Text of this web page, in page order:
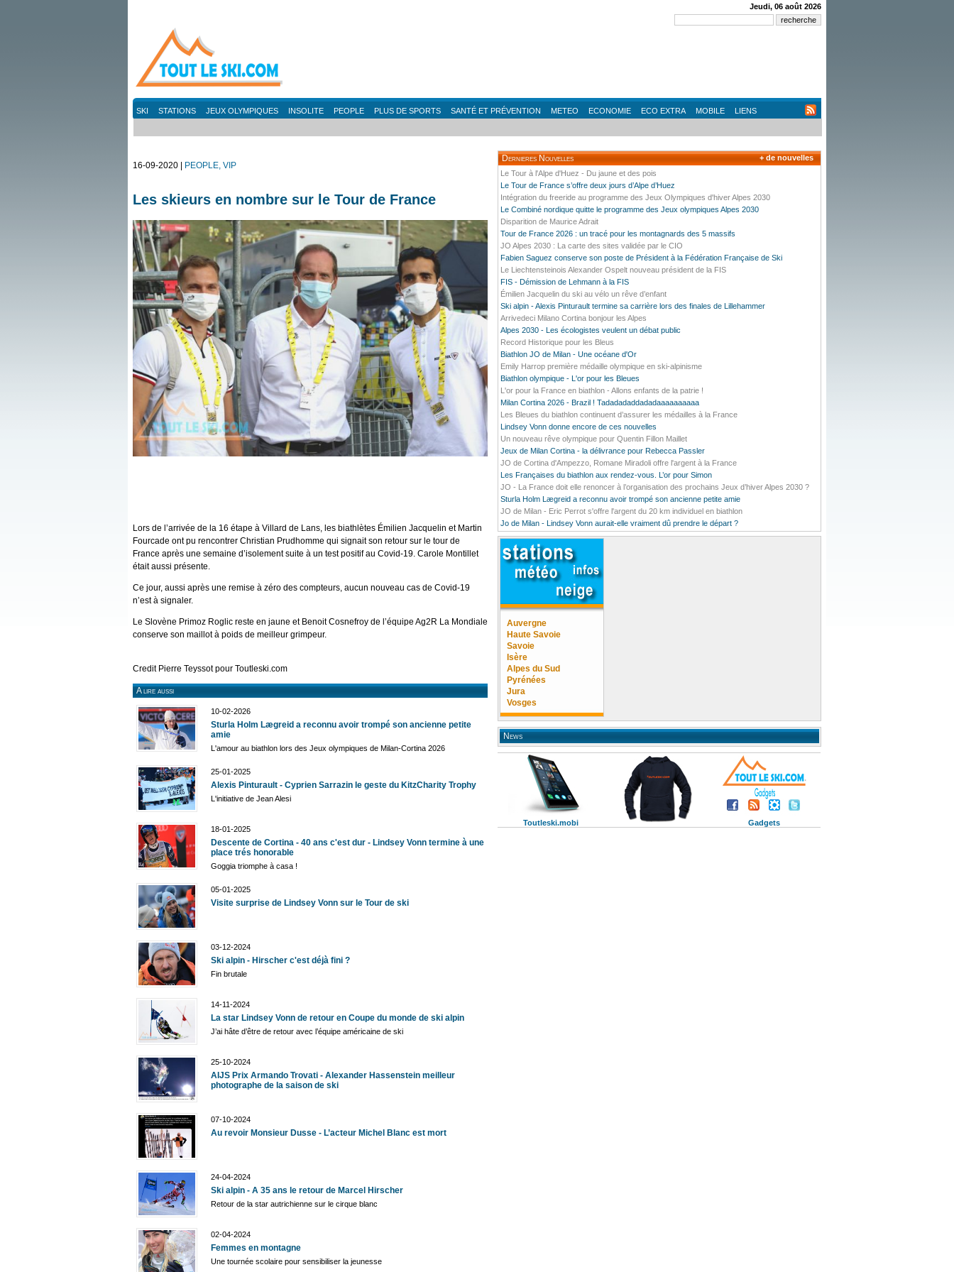
Jeudi, 06 août 2026
SKI STATIONS JEUX OLYMPIQUES INSOLITE PEOPLE PLUS DE SPORTS SANTÉ ET PRÉVENTION METEO ECONOMIE ECO EXTRA MOBILE LIENS
16-09-2020 | PEOPLE, VIP
Les skieurs en nombre sur le Tour de France
Lors de l’arrivée de la 16 étape à Villard de Lans, les biathlètes Émilien Jacquelin et Martin
Fourcade ont pu rencontrer Christian Prudhomme qui signait son retour sur le tour de
France après une semaine d’isolement suite à un test positif au Covid-19. Carole Montillet
était aussi présente.
Ce jour, aussi après une remise à zéro des compteurs, aucun nouveau cas de Covid-19
n’est à signaler.
Le Slovène Primoz Roglic reste en jaune et Benoit Cosnefroy de l’équipe Ag2R La Mondiale
conserve son maillot à poids de meilleur grimpeur.
Credit Pierre Teyssot pour Toutleski.com
A lire aussi
10-02-2026
Sturla Holm Lægreid a reconnu avoir trompé son ancienne petite
amie
L'amour au biathlon lors des Jeux olympiques de Milan-Cortina 2026
25-01-2025
Alexis Pinturault - Cyprien Sarrazin le geste du KitzCharity Trophy
L'initiative de Jean Alesi
18-01-2025
Descente de Cortina - 40 ans c'est dur - Lindsey Vonn termine à une
place trés honorable
Goggia triomphe à casa !
05-01-2025
Visite surprise de Lindsey Vonn sur le Tour de ski
03-12-2024
Ski alpin - Hirscher c'est déjà fini ?
Fin brutale
14-11-2024
La star Lindsey Vonn de retour en Coupe du monde de ski alpin
J’ai hâte d’être de retour avec l’équipe américaine de ski
25-10-2024
AIJS Prix Armando Trovati - Alexander Hassenstein meilleur
photographe de la saison de ski
07-10-2024
Au revoir Monsieur Dusse - L’acteur Michel Blanc est mort
24-04-2024
Ski alpin - A 35 ans le retour de Marcel Hirscher
Retour de la star autrichienne sur le cirque blanc
02-04-2024
Femmes en montagne
Une tournée scolaire pour sensibiliser la jeunesse
Dernieres Nouvelles
Le Tour à l'Alpe d'Huez - Du jaune et des pois
Le Tour de France s’offre deux jours d’Alpe d’Huez
Intégration du freeride au programme des Jeux Olympiques d'hiver Alpes 2030
Le Combiné nordique quitte le programme des Jeux olympiques Alpes 2030
Disparition de Maurice Adrait
Tour de France 2026 : un tracé pour les montagnards des 5 massifs
JO Alpes 2030 : La carte des sites validée par le CIO
Fabien Saguez conserve son poste de Président à la Fédération Française de Ski
Le Liechtensteinois Alexander Ospelt nouveau président de la FIS
FIS - Démission de Lehmann à la FIS
Émilien Jacquelin du ski au vélo un rêve d’enfant
Ski alpin - Alexis Pinturault termine sa carrière lors des finales de Lillehammer
Arrivedeci Milano Cortina bonjour les Alpes
Alpes 2030 - Les écologistes veulent un débat public
Record Historique pour les Bleus
Biathlon JO de Milan - Une océane d'Or
Emily Harrop première médaille olympique en ski-alpinisme
Biathlon olympique - L'or pour les Bleues
L'or pour la France en biathlon - Allons enfants de la patrie !
Milan Cortina 2026 - Brazil ! Tadadadaddadadaaaaaaaaaa
Les Bleues du biathlon continuent d’assurer les médailles à la France
Lindsey Vonn donne encore de ces nouvelles
Un nouveau rêve olympique pour Quentin Fillon Maillet
Jeux de Milan Cortina - la délivrance pour Rebecca Passler
JO de Cortina d'Ampezzo, Romane Miradoli offre l'argent à la France
Les Françaises du biathlon aux rendez-vous. L’or pour Simon
JO - La France doit elle renoncer à l’organisation des prochains Jeux d’hiver Alpes 2030 ?
Sturla Holm Lægreid a reconnu avoir trompé son ancienne petite amie
JO de Milan - Eric Perrot s'offre l'argent du 20 km individuel en biathlon
Jo de Milan - Lindsey Vonn aurait-elle vraiment dû prendre le départ ?
+ de nouvelles
Auvergne
Haute Savoie
Savoie
Isère
Alpes du Sud
Pyrénées
Jura
Vosges
News
Toutleski.mobi Gadgets